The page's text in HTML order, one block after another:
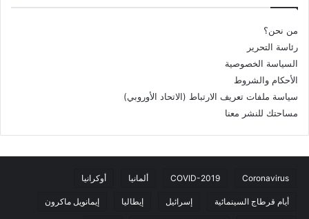
من نحن؟
رئاسة التحرير
السياسة الخصوصية
الأحكام والشروط
سياسة ملفات تعريف الارتباط (الاتحاد الأوروبي)
مساحتك للنشر معنا
Coronavirus
COVID-2019 ألمانيا أوكرانيا
أيام قرطاج السينمائية إسرائيل إيطاليا إيمانويل ماكرون